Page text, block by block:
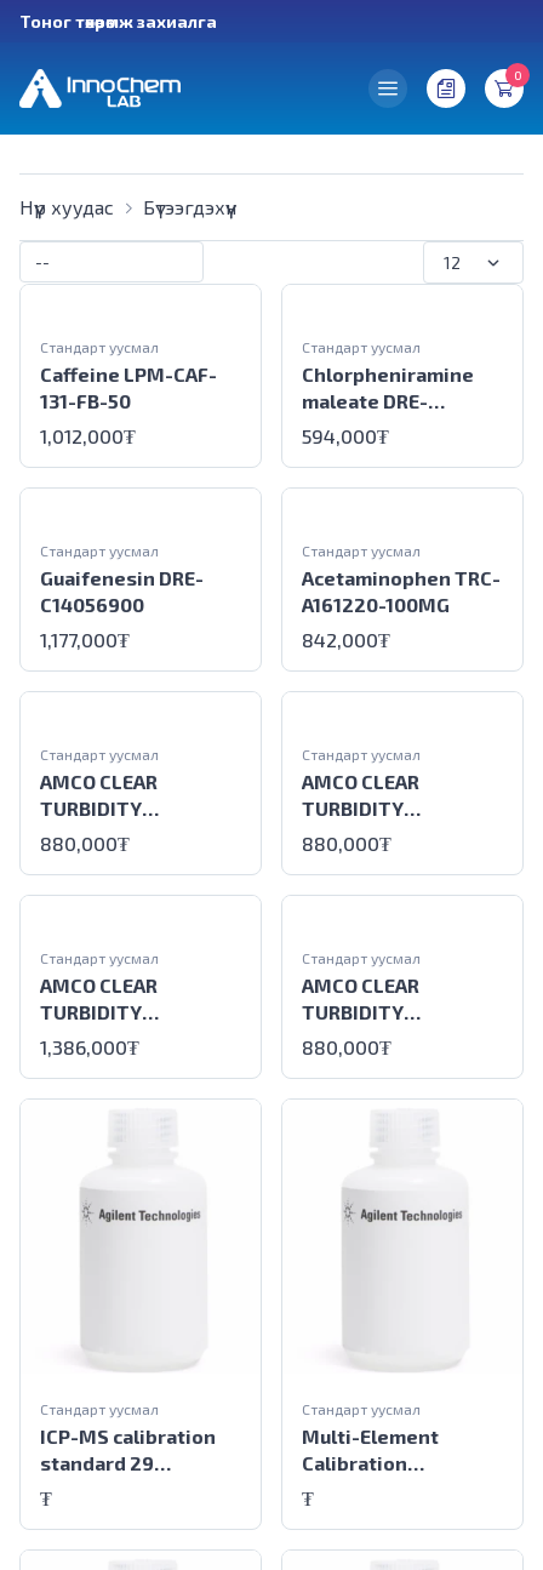
Тоног төхөөрөмж захиалга
0
Нүүр хуудас Бүтээгдэхүүн
Caffeine LPM-CAF-
131-FB-50
Стандарт уусмал
1,012,000₮
Chlorpheniramine
maleate DRE-
C11555000
Стандарт уусмал
594,000₮
Guaifenesin DRE-
C14056900
Стандарт уусмал
1,177,000₮
Acetaminophen TRC-
A161220-100MG
Стандарт уусмал
842,000₮
AMCO CLEAR
TURBIDITY
STANDARD, 10 EBC,
250 mL
Стандарт уусмал
880,000₮
AMCO CLEAR
TURBIDITY
STANDARD, 5 EBC,
250 mL
Стандарт уусмал
880,000₮
AMCO CLEAR
TURBIDITY
STANDARD, 1.0 EBC,
1L
Стандарт уусмал
1,386,000₮
AMCO CLEAR
TURBIDITY
STANDARD, 1.0 EBC,
250 mL
Стандарт уусмал
880,000₮
ICP-MS calibration
standard 29
elements
Стандарт уусмал
₮
Multi-Element
Calibration
Standard-4 10 µg/mL
Стандарт уусмал
₮